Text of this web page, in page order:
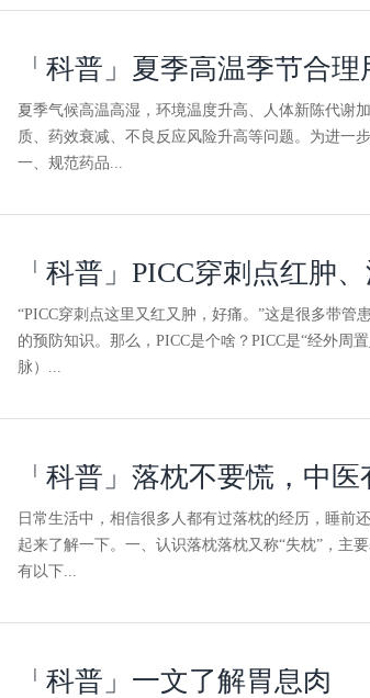
「科普」夏季高温季节合
夏季气候高温高湿，环境温度升高、人体新陈代谢
质、药效衰减、不良反应风险升高等问题。为进一
一、规范药品...
「科普」PICC穿刺点红肿
“PICC穿刺点这里又红又肿，好痛。”这是很多带
的预防知识。那么，PICC是个啥？PICC是“经外周
脉）...
「科普」落枕不要慌，中医
日常生活中，相信很多人都有过落枕的经历，睡前
起来了解一下。一、认识落枕落枕又称“失枕”，主
有以下...
「科普」一文了解胃息肉